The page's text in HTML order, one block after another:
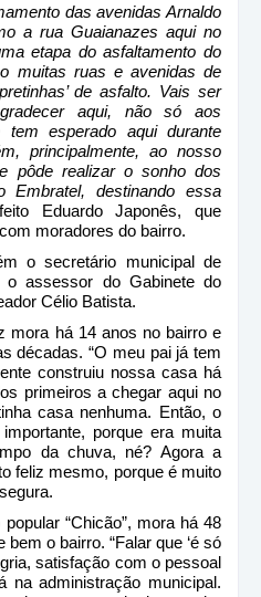
das avenidas Arnaldo
a rua Guaianazes aqui no
etapa do asfaltamento do
muitas ruas e avenidas de
de asfalto. Vais ser
aqui, não só aos
esperado aqui durante
principalmente, ao nosso
pôde realizar o sonho dos
Embratel, destinando essa
Eduardo Japonês, que
moradores do bairro.
o secretário municipal de
o assessor do Gabinete do
Célio Batista.
mora há 14 anos no bairro e
décadas. “O meu pai já tem
construiu nossa casa há
primeiros a chegar aqui no
casa nenhuma. Então, o
porque era muita
da chuva, né? Agora a
feliz mesmo, porque é muito
“Chicão”, mora há 48
o bairro. “Falar que ‘é só
satisfação com o pessoal
na administração municipal.